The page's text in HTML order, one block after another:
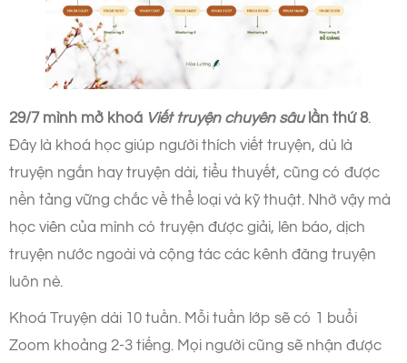
29/7 mình mở khoá Viết truyện chuyên sâulần thứ 8.
Đây là khoá học giúp người thích viết truyện, dù là
truyện ngắn hay truyện dài, tiểu thuyết, cũng có được
nền tảng vững chắc về thể loại và kỹ thuật. Nhờ vậy mà
học viên của mình có truyện được giải, lên báo, dịch
truyện nước ngoài và cộng tác các kênh đăng truyện
luôn nè.
Khoá Truyện dài 10 tuần. Mỗi tuần lớp sẽ có 1 buổi
Zoom khoảng 2-3 tiếng. Mọi người cũng sẽ nhận được